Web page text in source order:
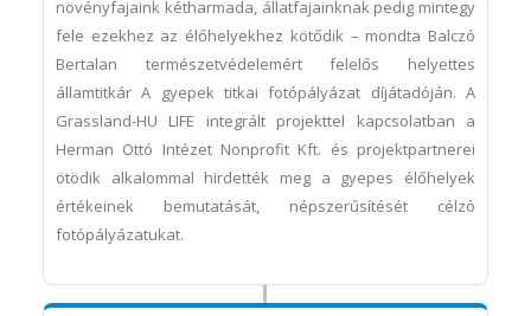
növényfajaink kétharmada, állatfajainknak pedig mintegy
fele ezekhez az élőhelyekhez kötődik – mondta Balczó
Bertalan természetvédelemért felelős helyettes
államtitkár A gyepek titkai fotópályázat díjátadóján. A
Grassland-HU LIFE integrált projekttel kapcsolatban a
Herman Ottó Intézet Nonprofit Kft. és projektpartnerei
ötödik alkalommal hirdették meg a gyepes élőhelyek
értékeinek bemutatását, népszerűsítését célzó
fotópályázatukat.